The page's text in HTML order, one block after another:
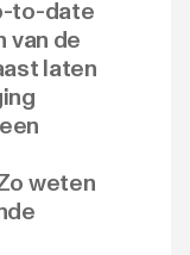
to-date
van de
laten
weten